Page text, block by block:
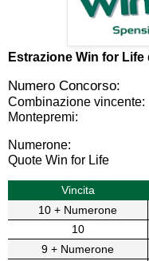
Estrazione Win for Life
Numero Concorso:
Combinazione vincente:
Montepremi:
Numerone:
Quote Win for Life
Vincita
10 + Numerone
10
9 + Numerone